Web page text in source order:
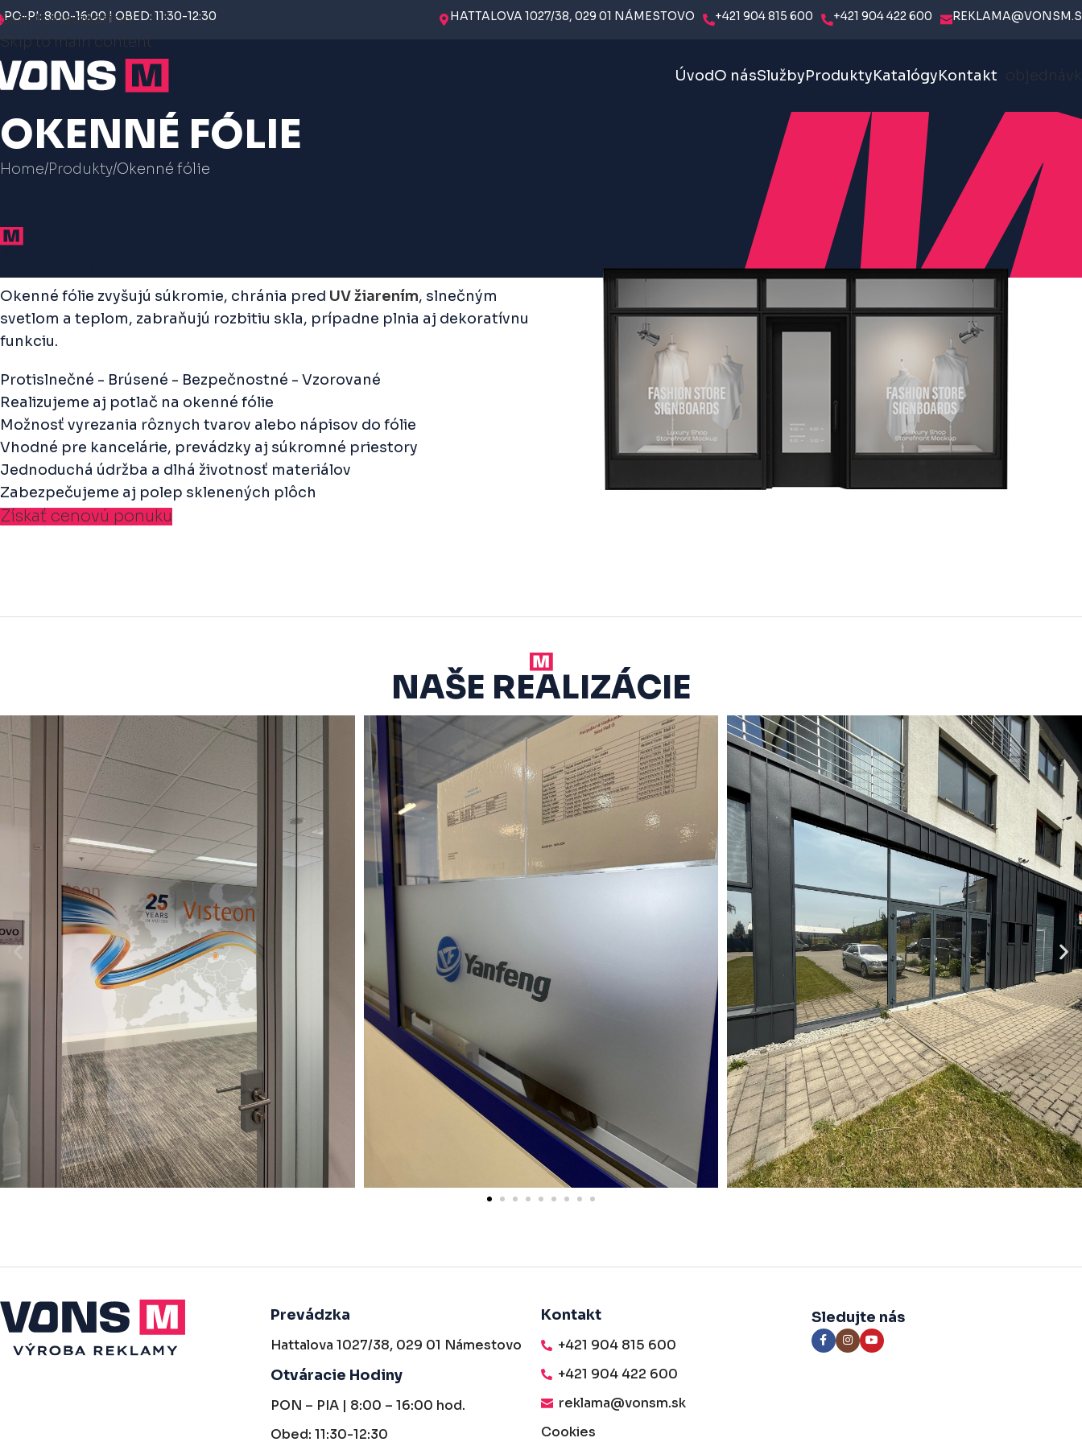
Skip to navigation
Skip to main content
PO-PI: 8:00-16:00 | OBED: 11:30-12:30 HATTALOVA 1027/38, 029 01 NÁMESTOVO +421 904 815 600 +421 904 422 600
ÚvodO násSlužbyProduktyKatalógyKontakt
OKENNÉ FÓLIE
Home Produkty Okenné fólie
Okenné fólie zvyšujú súkromie, chránia pred UV žiarením, slnečným
svetlom a teplom, zabraňujú rozbitiu skla, prípadne plnia aj dekoratívnu
funkciu.
Protislnečné - Brúsené - Bezpečnostné - Vzorované
Realizujeme aj potlač na okenné fólie
Možnosť vyrezania rôznych tvarov alebo nápisov do fólie
Vhodné pre kancelárie, prevádzky aj súkromné priestory
Jednoduchá údržba a dlhá životnosť materiálov
Zabezpečujeme aj polep sklenených plôch
Získať cenovú ponuku
NAŠE REALIZÁCIE
Prevádzka
Hattalova 1027/38, 029 01 Námestovo
Otváracie Hodiny
PON – PIA | 8:00 – 16:00 hod.
Obed: 11:30-12:30
Kontakt
+421 904 815 600
+421 904 422 600
reklama@vonsm.sk
Cookies
Sledujte nás